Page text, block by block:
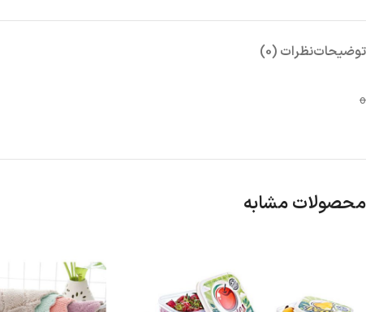
توضیحاتنظرات (0)
o
محصولات مشابه